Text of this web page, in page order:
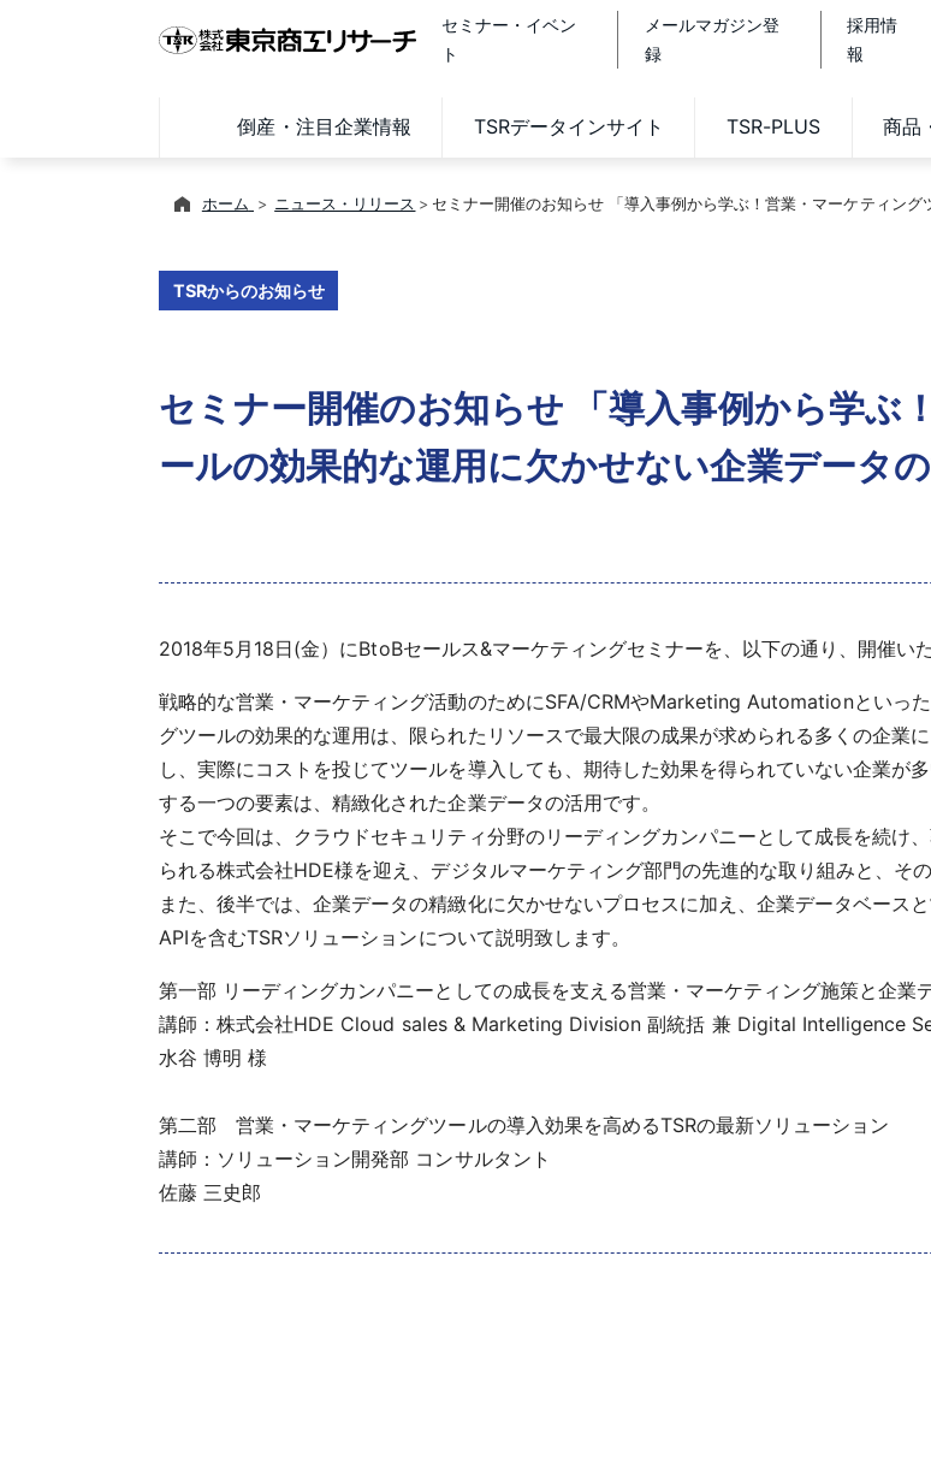
セミナー・イベン
ト
メールマガジン登
録
採用情
報
倒産・注目企業情報 TSRデータインサイト TSR-PLUS 商品
ホーム ニュース・リリース セミナー開催のお知らせ 「導入事例から学ぶ！営業・マーケティン
TSRからのお知らせ
セミナー開催のお知らせ 「導入事例から学ぶ
ールの効果的な運用に欠かせない企業データの
2018年5月18日(金）にBtoBセールス&マーケティングセミナーを、以下の通り、開催いた
戦略的な営業・マーケティング活動のためにSFA/CRMやMarketing Automationといっ
グツールの効果的な運用は、限られたリソースで最大限の成果が求められる多くの企業
し、実際にコストを投じてツールを導入しても、期待した効果を得られていない企業が
する一つの要素は、精緻化された企業データの活用です。
そこで今回は、クラウドセキュリティ分野のリーディングカンパニーとして成長を続
られる株式会社HDE様を迎え、デジタルマーケティング部門の先進的な取り組みと、そ
また、後半では、企業データの精緻化に欠かせないプロセスに加え、企業データベース
APIを含むTSRソリューションについて説明致します。
第一部 リーディングカンパニーとしての成長を支える営業・マーケティング施策と企業
講師：株式会社HDE Cloud sales & Marketing Division 副統括 兼 Digital Intelligence
水谷 博明 様
第二部 営業・マーケティングツールの導入効果を高めるTSRの最新ソリューション
講師：ソリューション開発部 コンサルタント
佐藤 三史郎